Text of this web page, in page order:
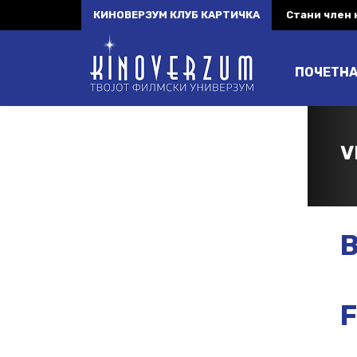
КИНОВЕРЗУМ КЛУБ КАРТИЧКА Стани член
ПОЧЕТНА